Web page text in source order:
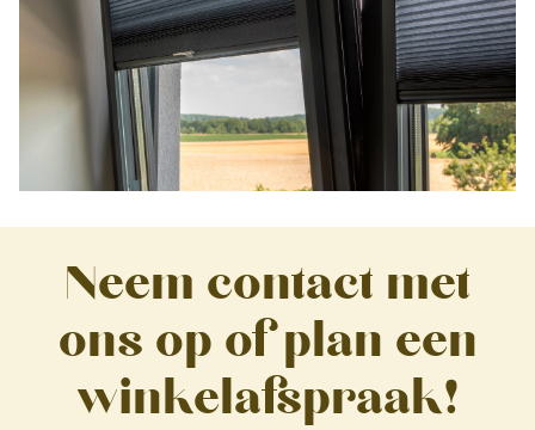
Neem contact met
ons op of plan een
winkelafspraak!